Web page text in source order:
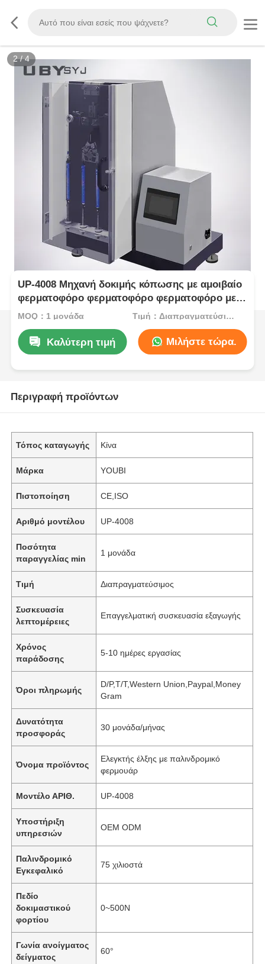
3/4
UP-4008 Μηχανή δοκιμής κόπωσης με αμοιβαίο
φερματοφόρο φερματοφόρο φερματοφόρο με
αντικαταστάσιμα εξαρτήματα πολλαπλών
500N για 75 mm αμοιβαίο σφυρί
MOQ：1 μονάδα Τιμή：Διαπραγματεύσιμος
Καλύτερη τιμή Μιλήστε τώρα.
Περιγραφή προϊόντων
Τόπος καταγωγής Κίνα
Μάρκα YOUBI
Πιστοποίηση CE,ISO
Αριθμό μοντέλου UP-4008
Ποσότητα
παραγγελίας min
1 μονάδα
Τιμή Διαπραγματεύσιμος
Συσκευασία
λεπτομέρειες
Επαγγελματική συσκευασία εξαγωγής
Χρόνος
παράδοσης
5-10 ημέρες εργασίας
Όροι πληρωμής
D/P,T/T,Western Union,Paypal,Money
Gram
Δυνατότητα
προσφοράς
30 μονάδα/μήνας
Όνομα προϊόντος
Ελεγκτής έλξης με παλινδρομικό
φερμουάρ
Μοντέλο ΑΡΙΘ. UP-4008
Υποστήριξη
υπηρεσιών
OEM ODM
Παλινδρομικό
Εγκεφαλικό
75 χιλιοστά
Πεδίο
δοκιμαστικού
φορτίου
0~500N
Γωνία ανοίγματος
δείγματος
60°